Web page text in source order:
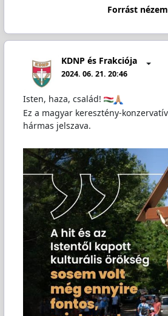
Forrást
KDNP és Frakciója
2024. 06. 21. 20:46
Isten, haza, család!
Ez a magyar keresztény-
hármas jelszava.